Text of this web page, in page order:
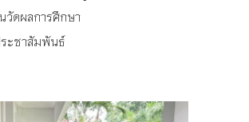
วัดผลการศึกษา
ะชาสัมพันธ์